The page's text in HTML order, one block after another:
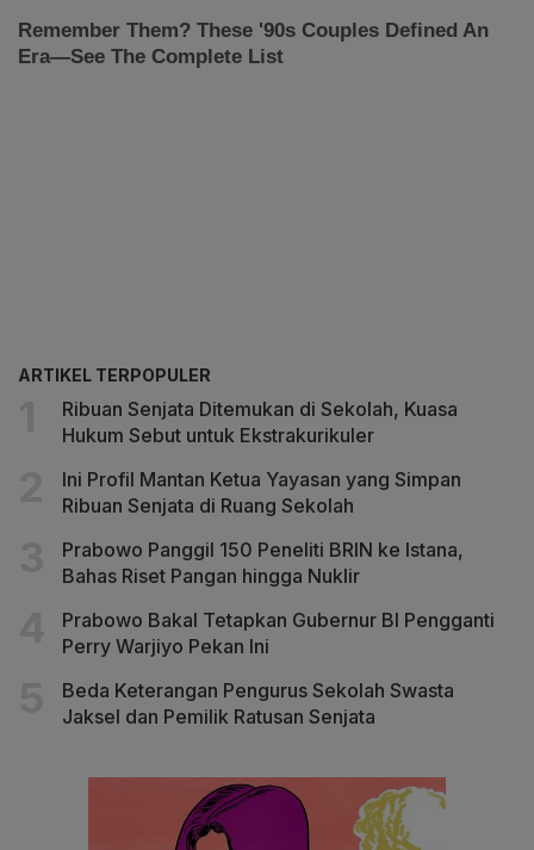
ARTIKEL TERPOPULER
Ribuan Senjata Ditemukan di Sekolah, Kuasa
Hukum Sebut untuk Ekstrakurikuler
Ini Profil Mantan Ketua Yayasan yang Simpan
Ribuan Senjata di Ruang Sekolah
Prabowo Panggil 150 Peneliti BRIN ke Istana,
Bahas Riset Pangan hingga Nuklir
Prabowo Bakal Tetapkan Gubernur BI Pengganti
Perry Warjiyo Pekan Ini
Beda Keterangan Pengurus Sekolah Swasta
Jaksel dan Pemilik Ratusan Senjata